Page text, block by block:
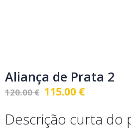
Aliança de Prata 2
120.00€ O
original
era:
115.00 €O
atual
é:
Descrição curta do